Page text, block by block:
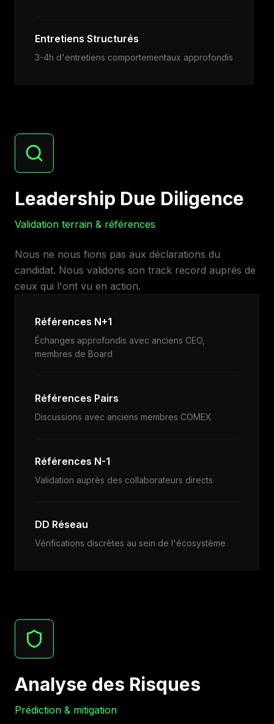
Entretiens Structurés
3-4h d'entretiens comportementaux approfondis
Leadership Due Diligence
Validation terrain & références
Nous ne nous fions pas aux déclarations du
candidat. Nous validons son track record auprès de
ceux qui l'ont vu en action.
Références N+1
Échanges approfondis avec anciens CEO,
membres de Board
Références Pairs
Discussions avec anciens membres COMEX
Références N-1
Validation auprès des collaborateurs directs
DD Réseau
Vérifications discrètes au sein de l'écosystème
Analyse des Risques
Prédiction & mitigation